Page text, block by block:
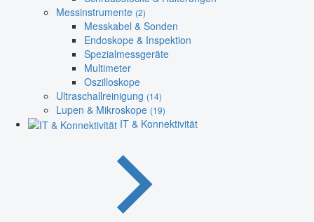
Messinstrumente (2)
Messkabel & Sonden
Endoskope & Inspektion
Spezialmessgeräte
Multimeter
Oszilloskope
Ultraschallreinigung (14)
Lupen & Mikroskope (19)
IT & Konnektivität